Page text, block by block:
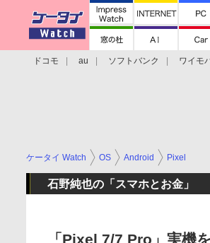
ドコモ au ソフトバンク ワイモ
ケータイ Watch OS Android Pixel
石野純也の「スマホとお金」
「Pixel 7/7 Pro」実機